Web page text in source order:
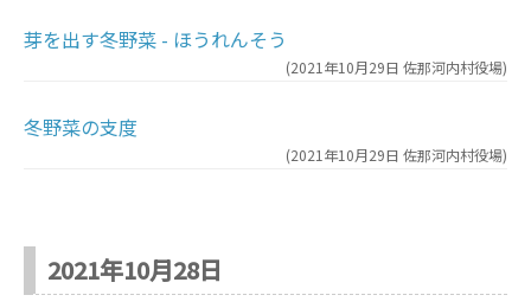
芽を出す冬野菜 - ほうれんそう
(2021年10月29日 佐那河内村役場)
冬野菜の支度
(2021年10月29日 佐那河内村役場)
2021年10月28日